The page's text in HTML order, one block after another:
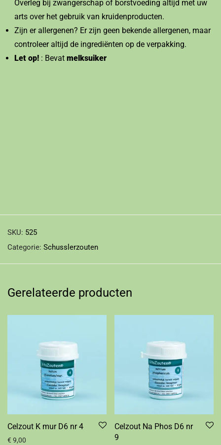
Overleg bij zwangerschap of borstvoeding altijd met uw
arts over het gebruik van kruidenproducten.
Zijn er allergenen? Er zijn geen bekende allergenen, maar
controleer altijd de ingrediënten op de verpakking.
Let op! : Bevat melksuiker
SKU: 525
Categorie: Schusslerzouten
Gerelateerde producten
Celzout K mur D6 nr 4
€ 9,00
Celzout Na Phos D6 nr
9